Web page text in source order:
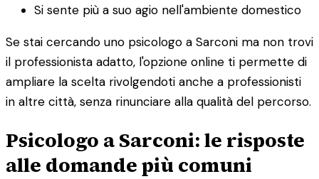
Si sente più a suo agio nell'ambiente domestico
Se stai cercando uno psicologo a Sarconi ma non trovi
il professionista adatto, l'opzione online ti permette di
ampliare la scelta rivolgendoti anche a professionisti
in altre città, senza rinunciare alla qualità del percorso.
Psicologo a Sarconi: le risposte
alle domande più comuni